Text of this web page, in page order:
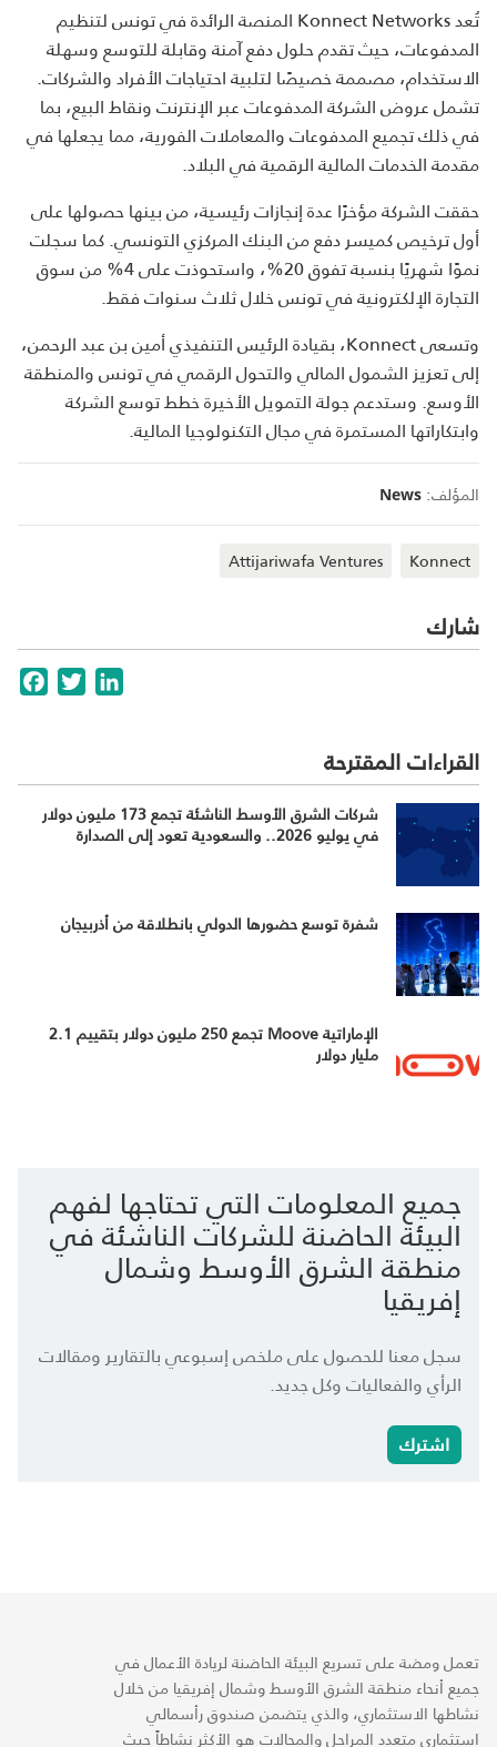
تُعد Konnect Networks المنصة الرائدة في تونس لتنظيم
المدفوعات، حيث تقدم حلول دفع آمنة وقابلة للتوسع وسهلة
الاستخدام، مصممة خصيصًا لتلبية احتياجات الأفراد والشركات.
تشمل عروض الشركة المدفوعات عبر الإنترنت ونقاط البيع، بما
في ذلك تجميع المدفوعات والمعاملات الفورية، مما يجعلها في
مقدمة الخدمات المالية الرقمية في البلاد.
حققت الشركة مؤخرًا عدة إنجازات رئيسية، من بينها حصولها على
أول ترخيص كميسر دفع من البنك المركزي التونسي. كما سجلت
نموًا شهريًا بنسبة تفوق 20%، واستحوذت على 4% من سوق
التجارة الإلكترونية في تونس خلال ثلاث سنوات فقط.
وتسعى Konnect، بقيادة الرئيس التنفيذي أمين بن عبد الرحمن،
إلى تعزيز الشمول المالي والتحول الرقمي في تونس والمنطقة
الأوسع. وستدعم جولة التمويل الأخيرة خطط توسع الشركة
وابتكاراتها المستمرة في مجال التكنولوجيا المالية.
المؤلف: News
Konnect
Attijariwafa Ventures
شارك
TwitterLinkedIn
القراءات المقترحة
شركات الشرق الأوسط الناشئة تجمع 173 مليون دولار
في يوليو 2026.. والسعودية تعود إلى الصدارة
شفرة توسع حضورها الدولي بانطلاقة من أذربيجان
الإماراتية Moove تجمع 250 مليون دولار بتقييم 2.1
مليار دولار
جميع المعلومات التي تحتاجها لفهم
البيئة الحاضنة للشركات الناشئة في
منطقة الشرق الأوسط وشمال
إفريقيا
سجل معنا للحصول على ملخص إسبوعي بالتقارير ومقالات
الرأي والفعاليات وكل جديد.
اشترك
تعمل ومضة على تسريع البيئة الحاضنة لريادة الأعمال في
جميع أنحاء منطقة الشرق الأوسط وشمال إفريقيا من خلال
نشاطها الاستثماري، والذي يتضمن صندوق رأسمالي
استثماري متعدد المراحل والمجالات هو الأكثر نشاطاً حيث